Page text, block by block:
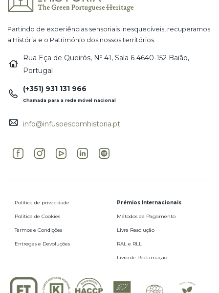
Partindo de experiências sensoriais inesquecíveis, recuperamos
a História e o Património dos nossos territórios.
Rua Eça de Queirós, Nº 41, Sala 6 4640-152 Baião,
Portugal
(+351) 931 131 966
Chamada para a rede móvel nacional
info@infusoescomhistoria.pt
Política de privacidade
Política de Cookies
Termos e Condições
Entregas e Devoluções
Prémios Internacionais
Métodos de Pagamento
Livre Resolução
RAL e RLL
Livro de Reclamação